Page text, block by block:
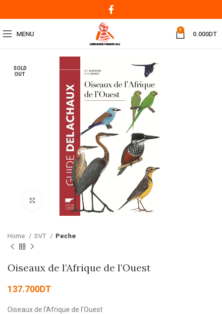
MENU
0
0.000DT
SOLD
OUT
Click to enlarge
Home SVT Peche
Oiseaux de l’Afrique de l’Ouest
137.700DT
Oiseaux de l’Afrique de l’Ouest